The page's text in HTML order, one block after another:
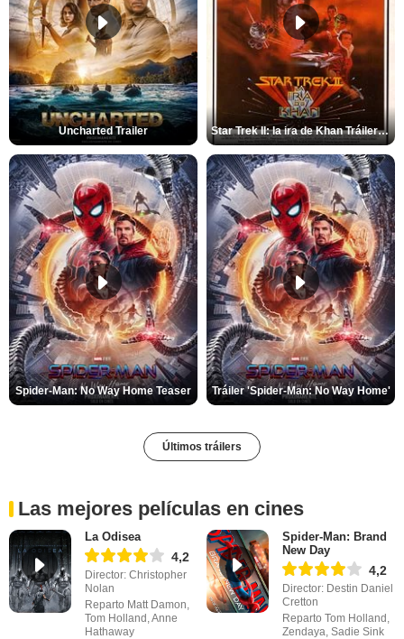
Uncharted Trailer Star Trek II: la ira de Khan Tráiler VO
Spider-Man: No Way Home Teaser Tráiler 'Spider-Man: No Way Home'
Últimos tráilers
Las mejores películas en cines
La Odisea
4,2
Director: Christopher
Nolan
Reparto Matt Damon,
Tom Holland, Anne
Hathaway
Spider-Man: Brand
New Day
4,2
Director: Destin Daniel
Cretton
Reparto Tom Holland,
Zendaya, Sadie Sink